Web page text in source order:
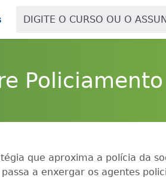
que aproxima a polícia da
a enxergar os agentes